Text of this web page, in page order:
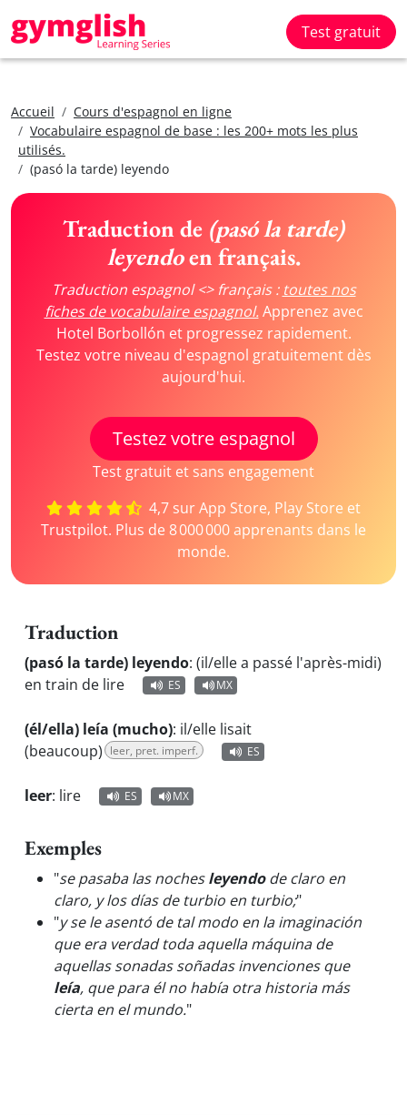
Test gratuit
Accueil
Cours d'espagnol en ligne
Vocabulaire espagnol de base : les 200+ mots les plus
utilisés.
(pasó la tarde) leyendo
Traduction de (pasó la tarde)
leyendoen français.
Traduction espagnol <> français : toutes nos
fiches de vocabulaire espagnol.Apprenez avec
Hotel Borbollón et progressez rapidement.
Testez votre niveau d'espagnol gratuitement dès
aujourd'hui.
Testez votre espagnol
Test gratuit et sans engagement
4,7 sur App Store, Play Store et
Trustpilot. Plus de 8 000 000 apprenants dans le
monde.
Traduction
(pasó la tarde) leyendo: (il/elle a passé l'après-midi)
en train de lire
ES MX
(él/ella) leía (mucho): il/elle lisait
(beaucoup) leer, pret. imperf. ES
leer: lire ES MX
Exemples
"se pasaba las nochesleyendode claro en
claro, y los días de turbio en turbio;"
"y se le asentó de tal modo en la imaginación
que era verdad toda aquella máquina de
aquellas sonadas soñadas invenciones que
leía, que para él no había otra historia más
cierta en el mundo."